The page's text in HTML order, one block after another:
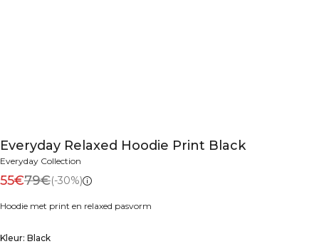
Everyday Relaxed Hoodie Print Black
Everyday Collection
55€79€(-30%)
Hoodie met print en relaxed pasvorm
Kleur: Black